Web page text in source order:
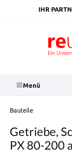
springen
IHR
Menü
Bauteile
Getriebe,
PX 80-200